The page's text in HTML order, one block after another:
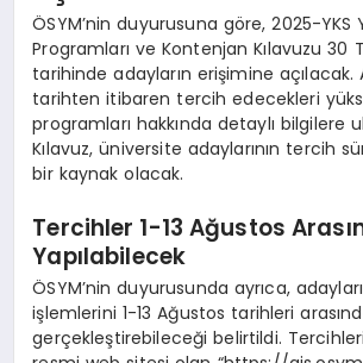
ÖSYM’nin duyurusuna göre, 2025-YKS
Programları ve Kontenjan Kılavuzu 30
tarihinde adayların erişimine açılacak.
tarihten itibaren tercih edecekleri
programları hakkında detaylı bilgilere
Kılavuz, üniversite adaylarının tercih
bir kaynak olacak.
Tercihler 1-13 Ağustos
Yapılabilecek
ÖSYM’nin duyurusunda ayrıca,
işlemlerini 1-13 Ağustos tarihleri
gerçekleştirebileceği belirtildi.